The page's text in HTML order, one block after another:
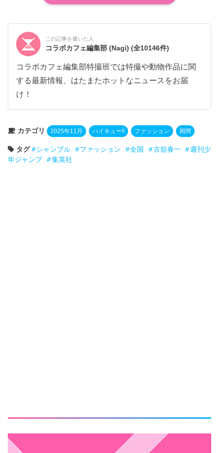
この記事を書いた人
コラボカフェ編集部 (Nagi)(全10146件)
コラボカフェ編集部特撮班では特撮や動物作品に関
する最新情報、はたまたホットなニュースをお届
け！
カテゴリ 2025年11月 ハイキュー!! ファッション 期間
タグ シャンブル ファッション 全国 古舘春一
週刊少
年ジャンプ
集英社